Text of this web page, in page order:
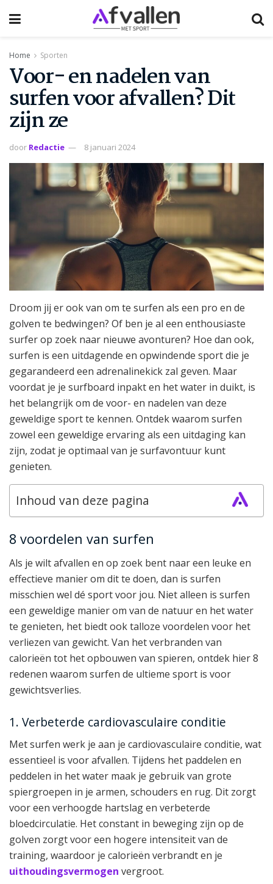
Home Sporten
Voor- en nadelen van
surfen voor afvallen? Dit
zijn ze
door Redactie 8 januari 2024
Droom jij er ook van om te surfen als een pro en de
golven te bedwingen? Of ben je al een enthousiaste
surfer op zoek naar nieuwe avonturen? Hoe dan ook,
surfen is een uitdagende en opwindende sport die je
gegarandeerd een adrenalinekick zal geven. Maar
voordat je je surfboard inpakt en het water in duikt, is
het belangrijk om de voor- en nadelen van deze
geweldige sport te kennen. Ontdek waarom surfen
zowel een geweldige ervaring als een uitdaging kan
zijn, zodat je optimaal van je surfavontuur kunt
genieten.
Inhoud van deze pagina
8 voordelen van surfen
Als je wilt afvallen en op zoek bent naar een leuke en
effectieve manier om dit te doen, dan is surfen
misschien wel dé sport voor jou. Niet alleen is surfen
een geweldige manier om van de natuur en het water
te genieten, het biedt ook talloze voordelen voor het
verliezen van gewicht. Van het verbranden van
calorieën tot het opbouwen van spieren, ontdek hier 8
redenen waarom surfen de ultieme sport is voor
gewichtsverlies.
1. Verbeterde cardiovasculaire conditie
Met surfen werk je aan je cardiovasculaire conditie, wat
essentieel is voor afvallen. Tijdens het paddelen en
peddelen in het water maak je gebruik van grote
spiergroepen in je armen, schouders en rug. Dit zorgt
voor een verhoogde hartslag en verbeterde
bloedcirculatie. Het constant in beweging zijn op de
golven zorgt voor een hogere intensiteit van de
training, waardoor je calorieën verbrandt en je
uithoudingsvermogen vergroot.